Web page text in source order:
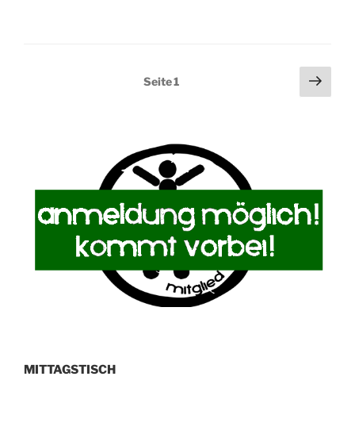
Seitennummerierung
Seite1
MITTAGSTISCH